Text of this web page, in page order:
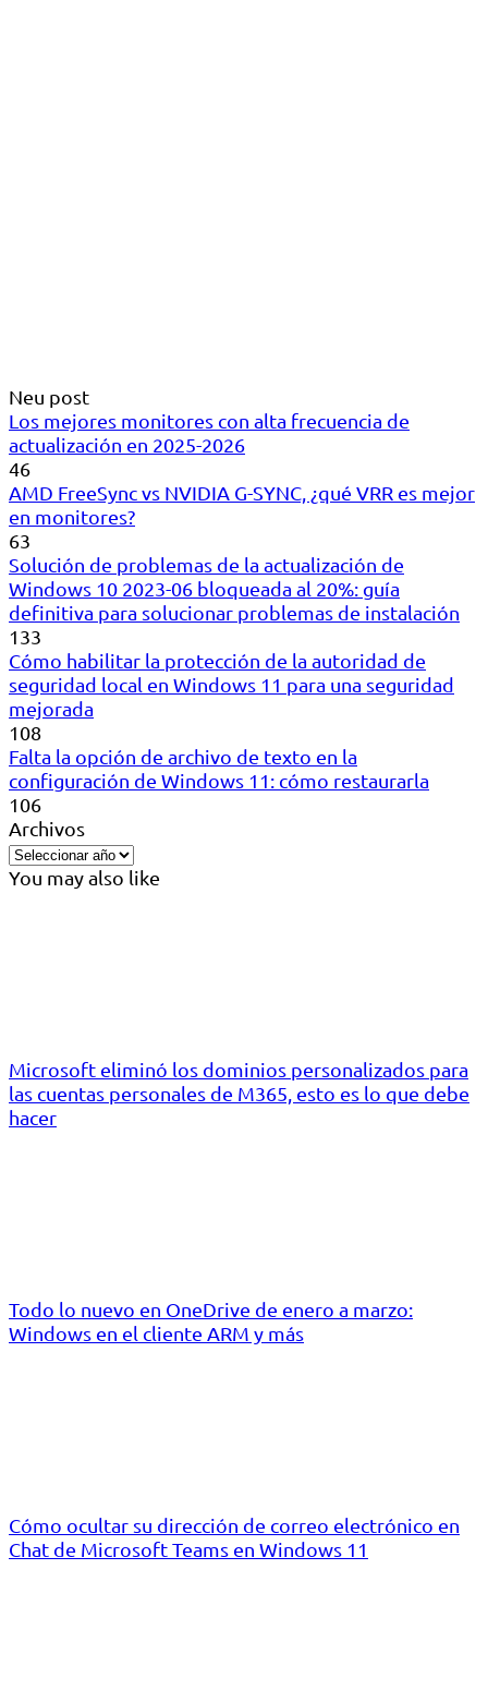
Neu post
Los mejores monitores con alta frecuencia de
actualización en 2025-2026
46
AMD FreeSync vs NVIDIA G-SYNC, ¿qué VRR es mejor
en monitores?
63
Solución de problemas de la actualización de
Windows 10 2023-06 bloqueada al 20%: guía
definitiva para solucionar problemas de instalación
133
Cómo habilitar la protección de la autoridad de
seguridad local en Windows 11 para una seguridad
mejorada
108
Falta la opción de archivo de texto en la
configuración de Windows 11: cómo restaurarla
106
Archivos
You may also like
Microsoft eliminó los dominios personalizados para
las cuentas personales de M365, esto es lo que debe
hacer
Todo lo nuevo en OneDrive de enero a marzo:
Windows en el cliente ARM y más
Cómo ocultar su dirección de correo electrónico en
Chat de Microsoft Teams en Windows 11